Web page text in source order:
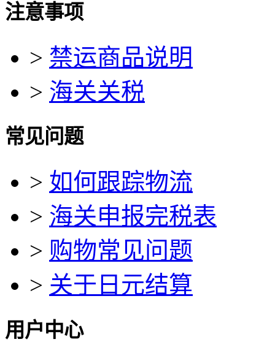
注意事项
> 禁运商品说明
> 海关关税
常见问题
> 如何跟踪物流
> 海关申报完税表
> 购物常见问题
> 关于日元结算
用户中心